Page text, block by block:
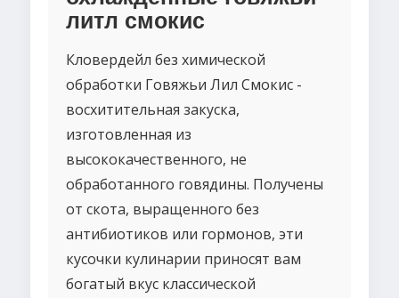
литл смокис
Кловердейл без химической
обработки Говяжьи Лил Смокис -
восхитительная закуска,
изготовленная из
высококачественного, не
обработанного говядины. Получены
от скота, выращенного без
антибиотиков или гормонов, эти
кусочки кулинарии приносят вам
богатый вкус классической